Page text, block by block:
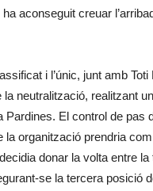
aconseguit creuar
i l’únic, junt amb
neutralització, realitzant
El control de pas
organització prendria
decidia donar la volta entre
se la tercera posició